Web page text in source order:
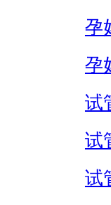
孕
孕
试
试
试